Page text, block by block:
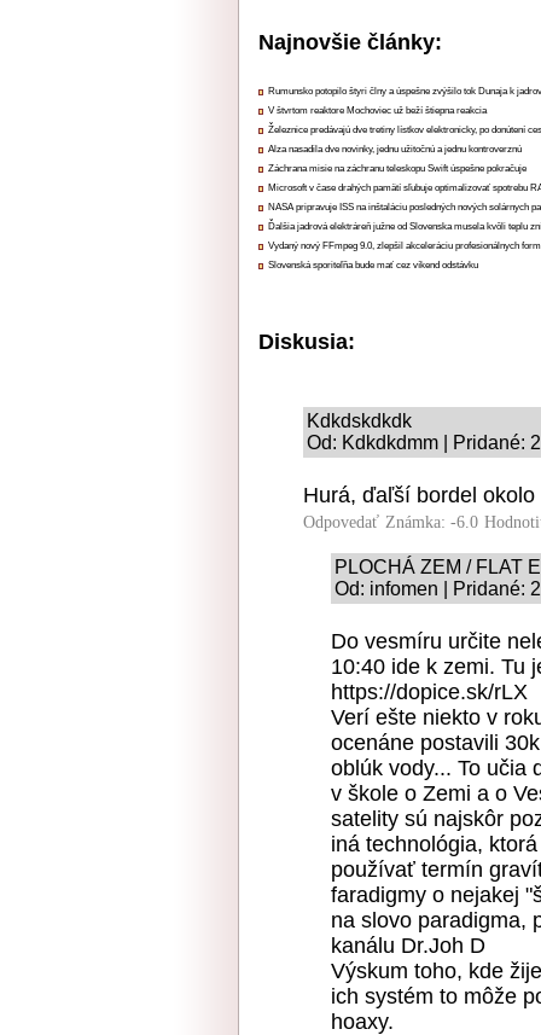
Najnovšie články:
Rumunsko potopilo štyri člny a úspešne zvýšilo tok Dunaja k
V štvrtom reaktore Mochoviec už beží štiepna reakcia
Železnice predávajú dve tretiny lístkov elektronicky, po donútení
Alza nasadila dve novinky, jednu užitočnú a jednu kontroverznú
Záchrana misie na záchranu teleskopu Swift úspešne pokračuje
Microsoft v čase drahých pamätí sľubuje optimalizovať spotrebu
NASA pripravuje ISS na inštaláciu posledných nových solárnych
Ďalšia jadrová elektráreň južne od Slovenska musela kvôli teplu
Vydaný nový FFmpeg 9.0, zlepšil akceleráciu profesionálnych
Slovenská sporiteľňa bude mať cez víkend odstávku
Diskusia:
Kdkdskdkdk
Od: Kdkdkdmm | Pridané:
Hurá, ďaľší bordel okolo
Odpovedať Známka: -6.0
PLOCHÁ ZEM / FLAT
Od: infomen | Pridané:
Do vesmíru určite
10:40 ide k zemi. Tu
https://dopice.sk/rLX
Verí ešte niekto v
ocenáne postavili
oblúk vody... To učia
v škole o Zemi a o
satelity sú najskôr
iná technológia,
používať termín
faradigmy o nejakej
na slovo paradigma,
kanálu Dr.Joh D
Výskum toho, kde
ich systém to môže
hoaxy.